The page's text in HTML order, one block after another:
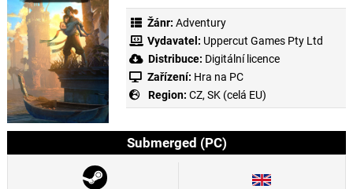
Žánr: Adventury
Vydavatel: Uppercut Games Pty Ltd
Distribuce: Digitální licence
Zařízení: Hra na PC
Region: CZ, SK (celá EU)
Submerged (PC)